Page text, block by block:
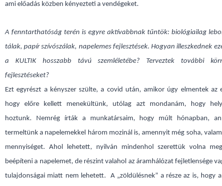
ami előadás közben kényezteti a vendégeket.
A fenntarthatóság terén is egyre aktívabbnak tűntök: biológiailag
tálak, papír szívószálak, napelemes fejlesztések. Hogyan illeszkednek
a KULTIK hosszabb távú szemléletébe? Terveztek további
fejlesztéseket?
Ezt egyrészt a kényszer szülte, a covid után, amikor úgy elmentek az
hogy előre kellett menekültünk, utólag azt mondanám, hogy
hoztunk. Nemrég írták a munkatársaim, hogy múlt hónapban,
termeltünk a napelemekkel három mozinál is, amennyit még soha,
mennyiséget. Ahol lehetett, nyilván mindenhol szerettük volna
beépíteni a napelemet, de részint valahol az áramhálózat fejletlensége
tulajdonságai miatt nem lehetett. A „zöldülésnek” a része az is, hogy